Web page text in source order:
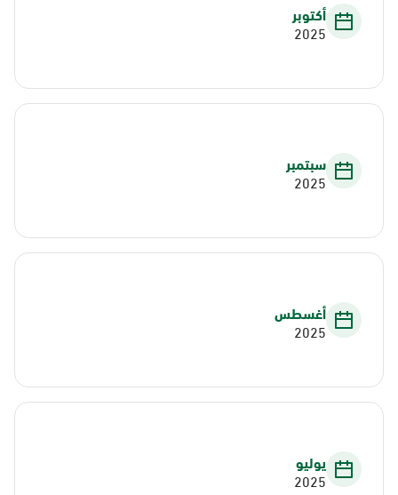
أكتوبر
2025
سبتمبر
2025
أغسطس
2025
يوليو
2025